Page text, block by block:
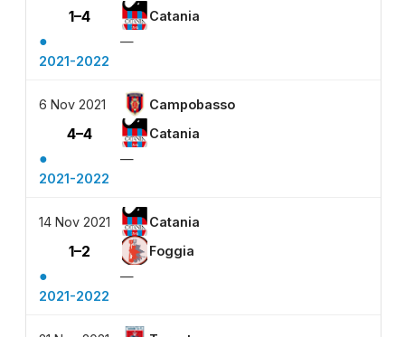
1–4 Catania
●
—
2021-2022
6 Nov 2021 Campobasso
4–4 Catania
●
—
2021-2022
14 Nov 2021 Catania
1–2 Foggia
●
—
2021-2022